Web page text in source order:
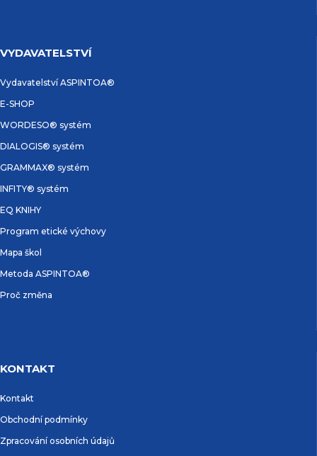
VYDAVATELSTVÍ
Vydavatelství ASPINTOA®
E-SHOP
WORDESO® systém
DIALOGIS® systém
GRAMMAX® systém
INFITY® systém
EQ KNIHY
Program etické výchovy
Mapa škol
Metoda ASPINTOA®
Proč změna
KONTAKT
Kontakt
Obchodní podmínky
Zpracování osobních údajů